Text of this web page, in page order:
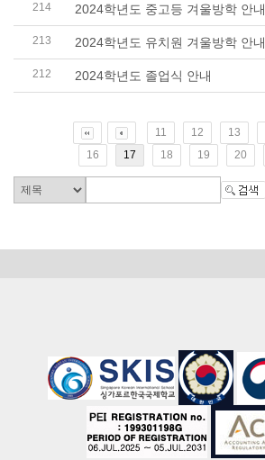
214 2024학년도 중고등 겨울방학 안내
213 2024학년도 유치원 겨울방학 안내
212 2024학년도 졸업식 안내
11 12 13
16
17 18 19 20